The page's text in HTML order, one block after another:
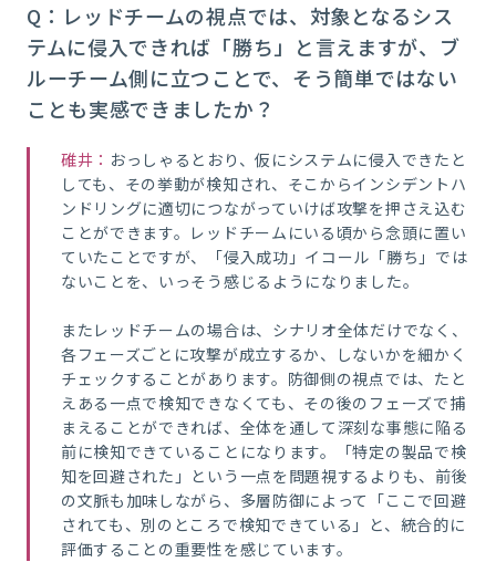
Q：レッドチームの視点では、対象となるシス
テムに侵入できれば「勝ち」と言えますが、ブ
ルーチーム側に立つことで、そう簡単ではない
ことも実感できましたか？
碓井： おっしゃるとおり、仮にシステムに侵入できたと
しても、その挙動が検知され、そこからインシデントハ
ンドリングに適切につながっていけば攻撃を押さえ込む
ことができます。レッドチームにいる頃から念頭に置い
ていたことですが、「侵入成功」イコール「勝ち」では
ないことを、いっそう感じるようになりました。
またレッドチームの場合は、シナリオ全体だけでなく、
各フェーズごとに攻撃が成立するか、しないかを細かく
チェックすることがあります。防御側の視点では、たと
えある一点で検知できなくても、その後のフェーズで捕
まえることができれば、全体を通して深刻な事態に陥る
前に検知できていることになります。
「特定の製品で検
知を回避された」という一点を問題視するよりも、前後
の文脈も加味しながら、多層防御によって「ここで回避
されても、別のところで検知できている」と、統合的に
評価することの重要性を感じています。